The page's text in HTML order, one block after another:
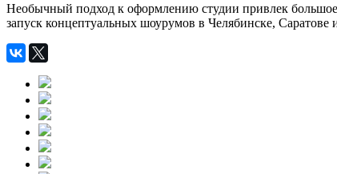
Необычный подход к оформлению студии привлек большое
запуск концептуальных шоурумов в Челябинске, Саратове